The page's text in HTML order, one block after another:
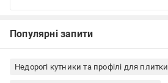
Популярні запити
Недорогі кутники та профілі для плитки